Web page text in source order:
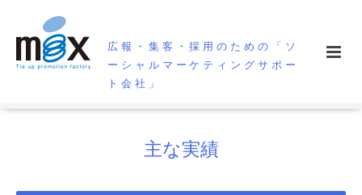
広報・集客・採用のための「ソ
ーシャルマーケティングサポー
ト会社」
主な実績